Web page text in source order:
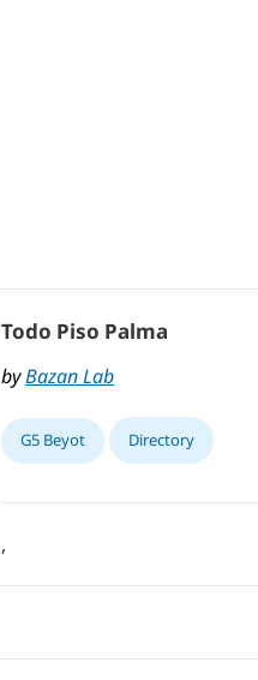
Todo Piso Palma
byBazan Lab
G5 Beyot Directory
,